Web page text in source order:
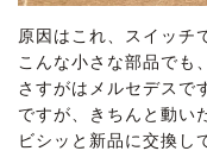
原因はこれ、スイッチ
こんな小さな部品でも
さすがはメルセデスで
ですが、きちんと動い
ビシッと新品に交換し